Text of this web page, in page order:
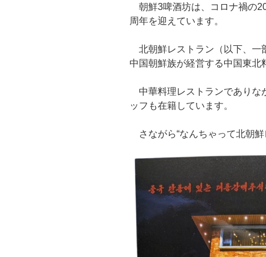
朝鮮3啤酒坊は、コロナ禍の
周年を迎えています。
北朝鮮レストラン（以下、一
中国朝鮮族が経営する中国東北
中華料理レストランでありな
ッフも在籍しています。
さながら“なんちゃって北朝鮮